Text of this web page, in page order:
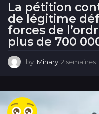
La pétition
de légitime
forces de
plus de 700
by Mihary 2 semaines